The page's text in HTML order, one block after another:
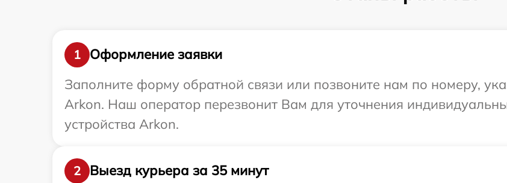
1
Оформление заявки
Заполните форму обратной связи или позвоните нам по номеру,
Arkon. Наш оператор перезвонит Вам для уточнения
устройства Arkon.
2
Выезд курьера за 35 минут